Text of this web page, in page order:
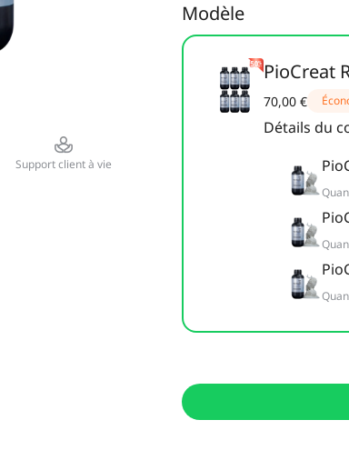
Support client à vie
Modèle
PioCreat
70,00 €
Détails du